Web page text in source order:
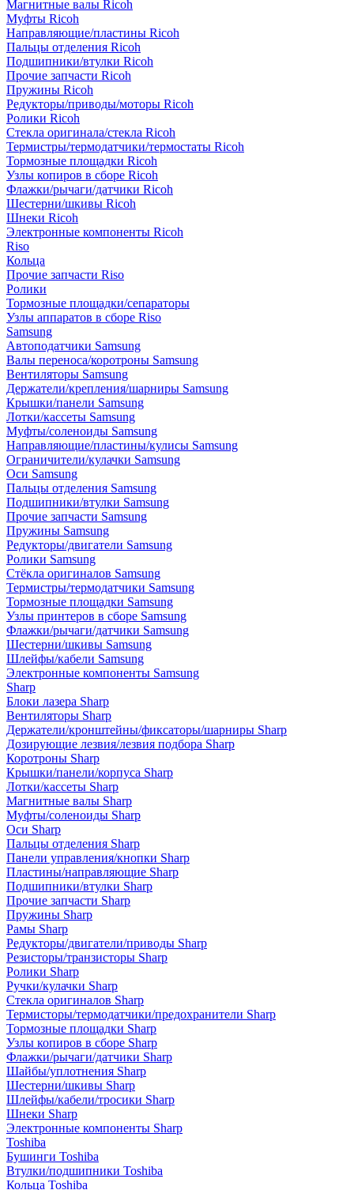
Магнитные валы Ricoh
Муфты Ricoh
Направляющие/пластины Ricoh
Пальцы отделения Ricoh
Подшипники/втулки Ricoh
Прочие запчасти Ricoh
Пружины Ricoh
Редукторы/приводы/моторы Ricoh
Ролики Ricoh
Стекла оригинала/стекла Ricoh
Термистры/термодатчики/термостаты Ricoh
Тормозные площадки Ricoh
Узлы копиров в сборе Ricoh
Флажки/рычаги/датчики Ricoh
Шестерни/шкивы Ricoh
Шнеки Ricoh
Электронные компоненты Ricoh
Riso
Кольца
Прочие запчасти Riso
Ролики
Тормозные площадки/сепараторы
Узлы аппаратов в сборе Riso
Samsung
Автоподатчики Samsung
Валы переноса/коротроны Samsung
Вентиляторы Samsung
Держатели/крепления/шарниры Samsung
Крышки/панели Samsung
Лотки/кассеты Samsung
Муфты/соленоиды Samsung
Направляющие/пластины/кулисы Samsung
Ограничители/кулачки Samsung
Оси Samsung
Пальцы отделения Samsung
Подшипники/втулки Samsung
Прочие запчасти Samsung
Пружины Samsung
Редукторы/двигатели Samsung
Ролики Samsung
Стёкла оригиналов Samsung
Термистры/термодатчики Samsung
Тормозные площадки Samsung
Узлы принтеров в сборе Samsung
Флажки/рычаги/датчики Samsung
Шестерни/шкивы Samsung
Шлейфы/кабели Samsung
Электронные компоненты Samsung
Sharp
Блоки лазера Sharp
Вентиляторы Sharp
Держатели/кронштейны/фиксаторы/шарниры Sharp
Дозирующие лезвия/лезвия подбора Sharp
Коротроны Sharp
Крышки/панели/корпуса Sharp
Лотки/кассеты Sharp
Магнитные валы Sharp
Муфты/соленоиды Sharp
Оси Sharp
Пальцы отделения Sharp
Панели управления/кнопки Sharp
Пластины/направляющие Sharp
Подшипники/втулки Sharp
Прочие запчасти Sharp
Пружины Sharp
Рамы Sharp
Редукторы/двигатели/приводы Sharp
Резисторы/транзисторы Sharp
Ролики Sharp
Ручки/кулачки Sharp
Стекла оригиналов Sharp
Термисторы/термодатчики/предохранители Sharp
Тормозные площадки Sharp
Узлы копиров в сборе Sharp
Флажки/рычаги/датчики Sharp
Шайбы/уплотнения Sharp
Шестерни/шкивы Sharp
Шлейфы/кабели/тросики Sharp
Шнеки Sharp
Электронные компоненты Sharp
Toshiba
Бушинги Toshiba
Втулки/подшипники Toshiba
Кольца Toshiba